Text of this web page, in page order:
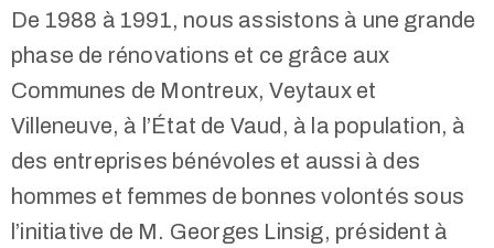
De 1988 à 1991, nous assistons à une grande
phase de rénovations et ce grâce aux
Communes de Montreux, Veytaux et
Villeneuve, à l’État de Vaud, à la population, à
des entreprises bénévoles et aussi à des
hommes et femmes de bonnes volontés sous
l’initiative de M. Georges Linsig, président à